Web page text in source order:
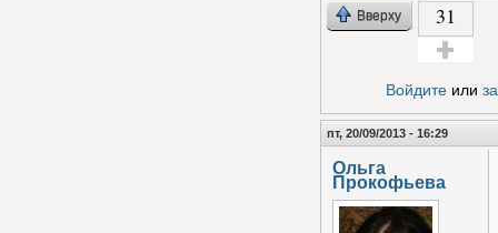
Вверху 31
Войдитеили
пт, 20/09/2013 - 16:29
Ольга
Прокофьева